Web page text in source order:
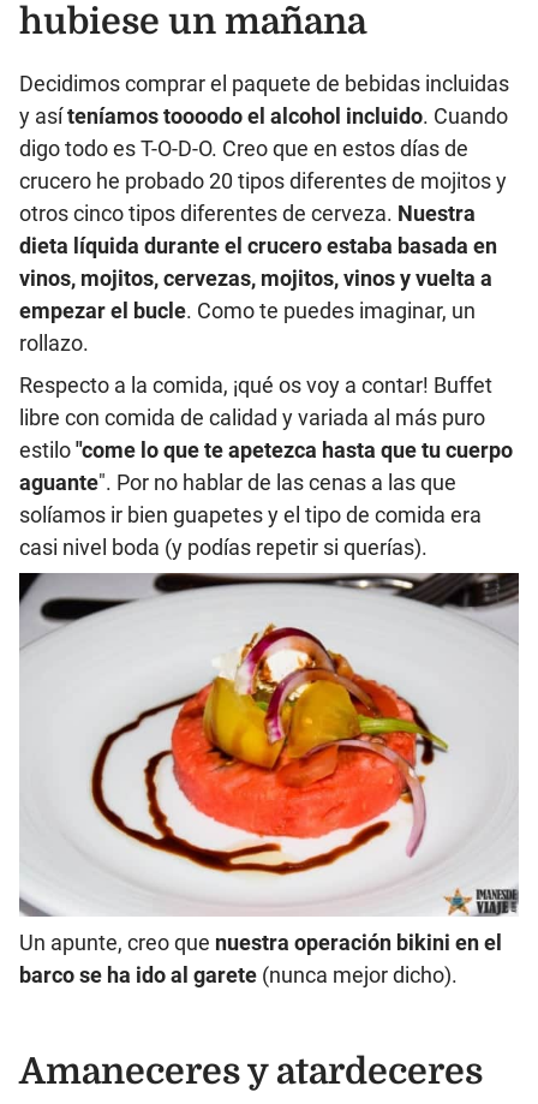
hubiese un mañana
Decidimos comprar el paquete de bebidas incluidas
y asíteníamos toooodo el alcohol incluido. Cuando
digo todo es T-O-D-O. Creo que en estos días de
crucero he probado 20 tipos diferentes de mojitos y
otros cinco tipos diferentes de cerveza. Nuestra
dieta líquida durante el crucero estaba basada en
vinos, mojitos, cervezas, mojitos, vinos y vuelta a
empezar el bucle. Como te puedes imaginar, un
rollazo.
Respecto a la comida, ¡qué os voy a contar! Buffet
libre con comida de calidad y variada al más puro
estilo"come lo que te apetezca hasta que tu cuerpo
aguante". Por no hablar de las cenas a las que
solíamos ir bien guapetes y el tipo de comida era
casi nivel boda (y podías repetir si querías).
Un apunte, creo que nuestra operación bikini en el
barco se ha ido al garete (nunca mejor dicho).
Amaneceres y atardeceres